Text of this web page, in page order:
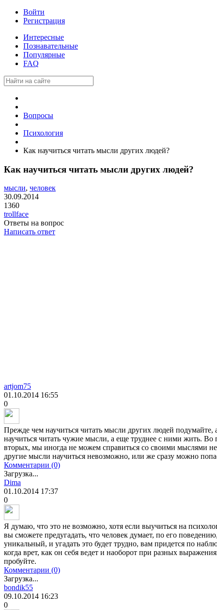
Войти
Регистрация
Интересные
Познавательные
Популярные
FAQ
Вопросы
Психология
Как научиться читать мысли других людей?
Как научиться читать мысли других людей?
мысли, человек
30.09.2014
1360
trollface
Ответы на вопрос
Написать ответ
artjom75
01.10.2014 16:55
0
Прежде чем научиться читать мысли других людей подумайте,
научиться читать чужие мысли, а еще труднее с ними жить. Во
вторых, мы иногда не можем справиться со своими мыслями
другие мысли научиться невозможно, или же сразу можно
Комментарии (0)
Загрузка...
Dima
01.10.2014 17:37
0
Я думаю, что это не возможно, хотя если выучиться на
вы сможете предугадать, что человек думает, по его
уникальный, и угадать это будет трудно, вам придется по
когда врет, как он себя ведет и наоборот при разных
пробуйте.
Комментарии (0)
Загрузка...
bondik55
09.10.2014 16:23
0